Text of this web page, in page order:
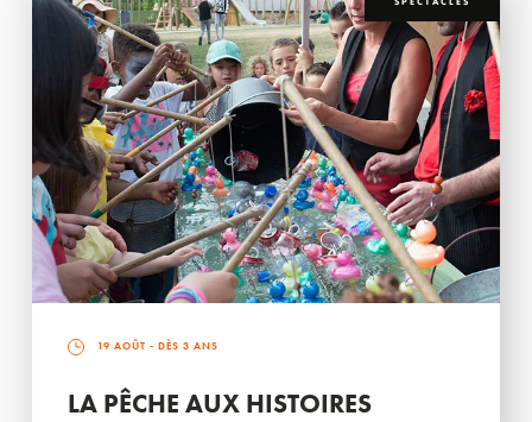
19 AOÛT - DÈS 3 ANS
LA PÊCHE AUX HISTOIRES